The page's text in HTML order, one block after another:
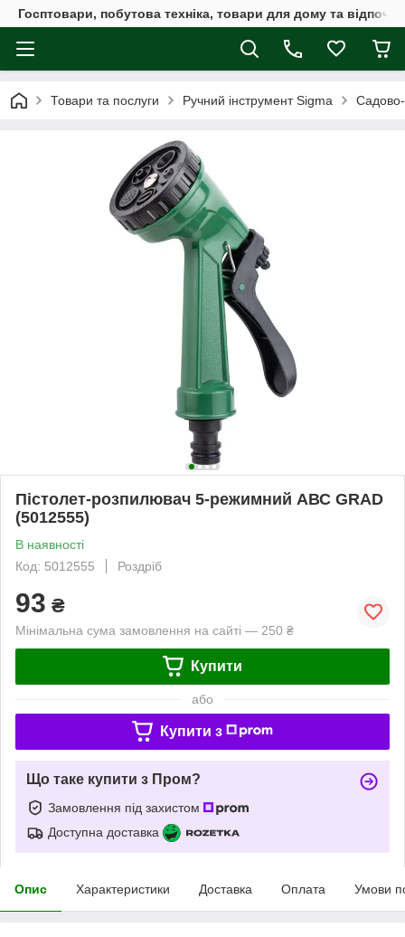
Госптовари, побутова техніка, товари для дому та
Товари та послуги Ручний інструмент Sigma Садово-
Пістолет-розпилювач 5-режимний АВС GRAD
(5012555)
В наявності
Код: 5012555
Роздріб
93 ₴
Мінімальна сума замовлення на сайті — 250 ₴
Купити
або
Купити з
Що таке купити з Пром?
Замовлення під захистом
Доступна доставка
Опис Характеристики Доставка Оплата Умови